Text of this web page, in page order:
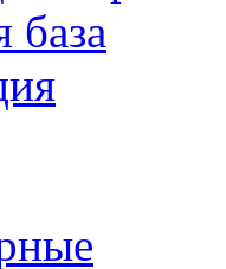
база